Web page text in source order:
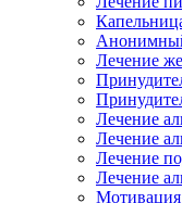
Лечение
Лечение
Лечение
Лечение
Лечение
Мотивация